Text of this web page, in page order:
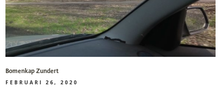
Bomenkap Zundert
FEBRUARI 26, 2020